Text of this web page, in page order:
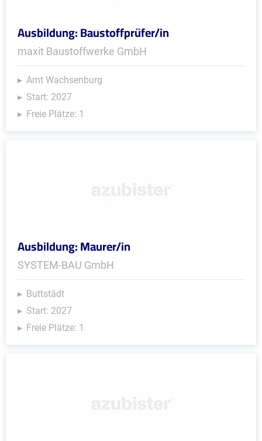
Ausbildung: Baustoffprüfer/in
maxit Baustoffwerke GmbH
Amt Wachsenburg
Start: 2027
Freie Plätze: 1
Ausbildung: Maurer/in
SYSTEM-BAU GmbH
Buttstädt
Start: 2027
Freie Plätze: 1